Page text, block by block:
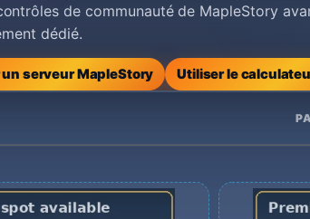
de communauté de MapleStory
dédié.
serveur MapleStory Utiliser le